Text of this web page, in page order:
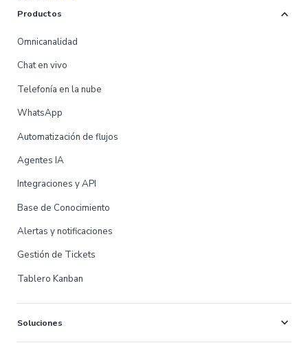
Productos expand_more
Omnicanalidad
Chat en vivo
Telefonía en la nube
WhatsApp
Automatización de flujos
Agentes IA
Integraciones y API
Base de Conocimiento
Alertas y notificaciones
Gestión de Tickets
Tablero Kanban
Soluciones expand_more